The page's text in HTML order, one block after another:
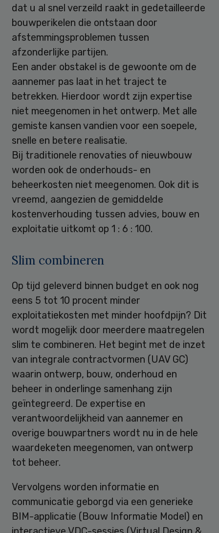
dat u al snel verzeild raakt in gedetailleerde
bouwperikelen die ontstaan door
afstemmingsproblemen tussen
afzonderlijke partijen.
Een ander obstakel is de gewoonte om de
aannemer pas laat in het traject te
betrekken. Hierdoor wordt zijn expertise
niet meegenomen in het ontwerp. Met alle
gemiste kansen vandien voor een soepele,
snelle en betere realisatie.
Bij traditionele renovaties of nieuwbouw
worden ook de onderhouds- en
beheerkosten niet meegenomen. Ook dit is
vreemd, aangezien de gemiddelde
kostenverhouding tussen advies, bouw en
exploitatie uitkomt op 1 : 6 : 100.
Slim combineren
Op tijd geleverd binnen budget en ook nog
eens 5 tot 10 procent minder
exploitatiekosten met minder hoofdpijn? Dit
wordt mogelijk door meerdere maatregelen
slim te combineren. Het begint met de inzet
van integrale contractvormen (UAV GC)
waarin ontwerp, bouw, onderhoud en
beheer in onderlinge samenhang zijn
geïntegreerd. De expertise en
verantwoordelijkheid van aannemer en
overige bouwpartners wordt nu in de hele
waardeketen meegenomen, van ontwerp
tot beheer.
Vervolgens worden informatie en
communicatie geborgd via een generieke
BIM-applicatie (Bouw Informatie Model) en